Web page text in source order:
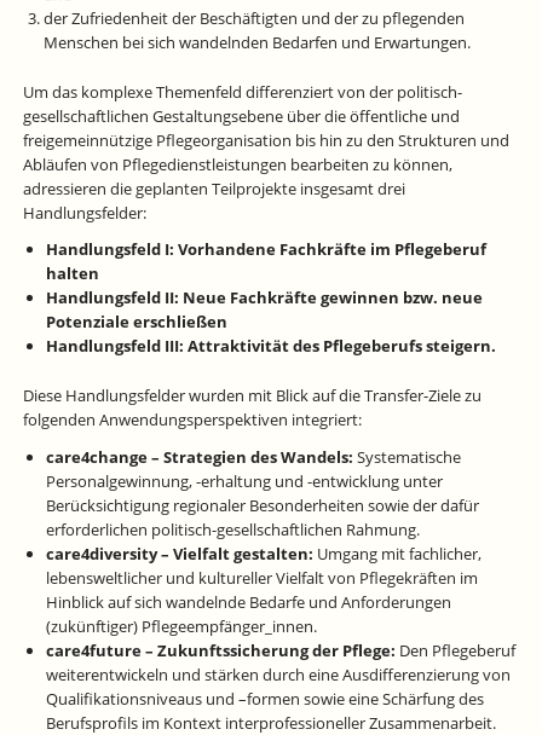
der Zufriedenheit der Beschäftigten und der zu pflegenden
Menschen bei sich wandelnden Bedarfen und Erwartungen.
Um das komplexe Themenfeld differenziert von der politisch-
gesellschaftlichen Gestaltungsebene über die öffentliche und
freigemeinnützige Pflegeorganisation bis hin zu den Strukturen und
Abläufen von Pflegedienstleistungen bearbeiten zu können,
adressieren die geplanten Teilprojekte insgesamt drei
Handlungsfelder:
Handlungsfeld I: Vorhandene Fachkräfte im Pflegeberuf
halten
Handlungsfeld II: Neue Fachkräfte gewinnen bzw. neue
Potenziale erschließen
Handlungsfeld III: Attraktivität des Pflegeberufs steigern.
Diese Handlungsfelder wurden mit Blick auf die Transfer-Ziele zu
folgenden Anwendungsperspektiven integriert:
care4change – Strategien des Wandels: Systematische
Personalgewinnung, -erhaltung und -entwicklung unter
Berücksichtigung regionaler Besonderheiten sowie der dafür
erforderlichen politisch-gesellschaftlichen Rahmung.
care4diversity – Vielfalt gestalten: Umgang mit fachlicher,
lebensweltlicher und kultureller Vielfalt von Pflegekräften im
Hinblick auf sich wandelnde Bedarfe und Anforderungen
(zukünftiger) Pflegeempfänger_innen.
care4future – Zukunftssicherung der Pflege: Den Pflegeberuf
weiterentwickeln und stärken durch eine Ausdifferenzierung von
Qualifikationsniveaus und –formen sowie eine Schärfung des
Berufsprofils im Kontext interprofessioneller Zusammenarbeit.